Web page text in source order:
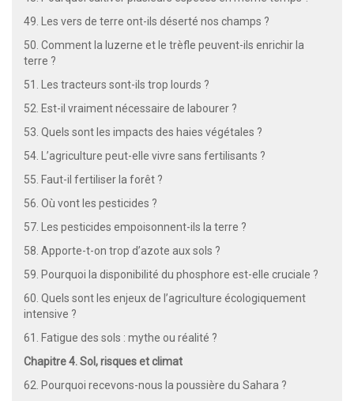
49. Les vers de terre ont-ils déserté nos champs ?
50. Comment la luzerne et le trèfle peuvent-ils enrichir la
terre ?
51. Les tracteurs sont-ils trop lourds ?
52. Est-il vraiment nécessaire de labourer ?
53. Quels sont les impacts des haies végétales ?
54. L’agriculture peut-elle vivre sans fertilisants ?
55. Faut-il fertiliser la forêt ?
56. Où vont les pesticides ?
57. Les pesticides empoisonnent-ils la terre ?
58. Apporte-t-on trop d’azote aux sols ?
59. Pourquoi la disponibilité du phosphore est-elle cruciale ?
60. Quels sont les enjeux de l’agriculture écologiquement
intensive ?
61. Fatigue des sols : mythe ou réalité ?
Chapitre 4. Sol, risques et climat
62. Pourquoi recevons-nous la poussière du Sahara ?